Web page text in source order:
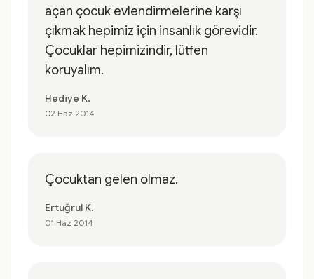
açan çocuk evlendirmelerine karşı
çıkmak hepimiz için insanlık görevidir.
Çocuklar hepimizindir, lütfen
koruyalım.
Hediye K.
02 Haz 2014
Çocuktan gelen olmaz.
Ertuğrul K.
01 Haz 2014